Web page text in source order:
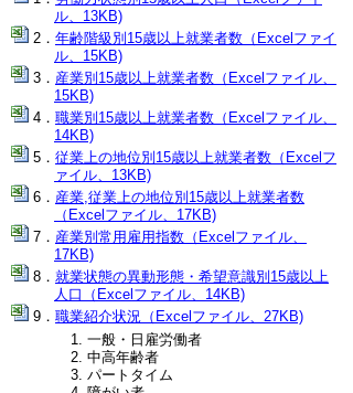
ル、13KB)
年齢階級別15歳以上就業者数（Excelファイ
ル、15KB)
産業別15歳以上就業者数（Excelファイル、
15KB)
職業別15歳以上就業者数（Excelファイル、
14KB)
従業上の地位別15歳以上就業者数（Excelフ
ァイル、13KB)
産業,従業上の地位別15歳以上就業者数
（Excelファイル、17KB)
産業別常用雇用指数（Excelファイル、
17KB)
就業状態の異動形態・希望意識別15歳以上
人口（Excelファイル、14KB)
職業紹介状況（Excelファイル、27KB)
一般・日雇労働者
中高年齢者
パートタイム